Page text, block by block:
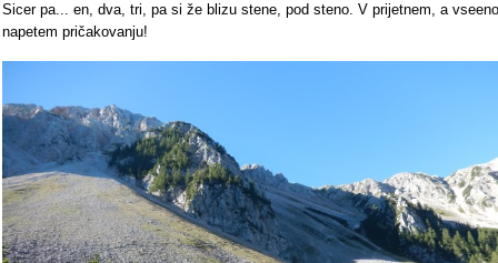
Sicer pa... en, dva, tri, pa si že blizu stene, pod steno. V prijetnem, a vseeno
napetem pričakovanju!